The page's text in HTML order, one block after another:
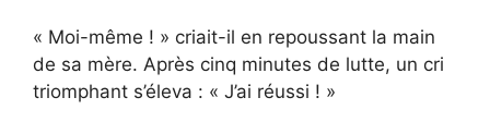
« Moi-même ! » criait-il en repoussant la main
de sa mère. Après cinq minutes de lutte, un cri
triomphant s’éleva : « J’ai réussi ! »